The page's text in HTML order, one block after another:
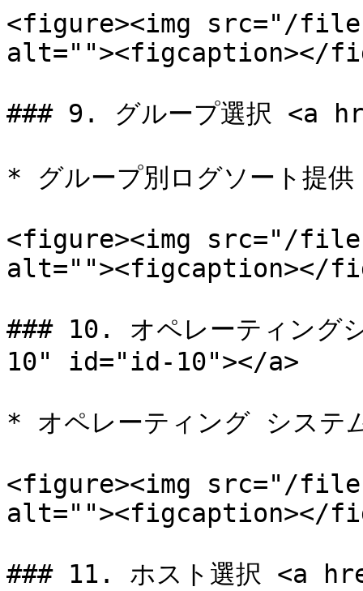
<figure><img src="/files/
alt=""><figcaption></
### 9. グループ選択
* グループ別ログソート提供
<figure><img src="/files/
alt=""><figcaption></
### 10. オペレーティン
10" id="id-10"></a>
* オペレーティング システ
<figure><img src="/
alt=""><figcaption></
### 11. ホスト選択 <a